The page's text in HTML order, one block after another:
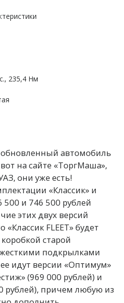
235,4 Нм
автомобиль
на сайте «ТоргМаша»,
они уже есть!
«Классик» и
500 и 746 500 рублей
этих двух версий
FLEET» будет
старой
подкрылками
идут версии «Оптимум»
(969 000 рублей) и
рублей), причем любую из